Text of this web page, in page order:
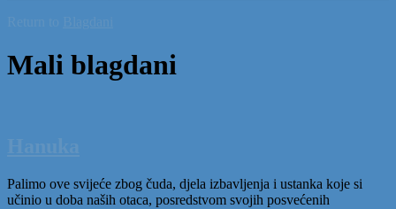
Mali blagdani
Palimo ove svijeće zbog čuda, djela izbavljenja i ustanka koje si
učinio u doba naših otaca, posredstvom svojih posvećenih